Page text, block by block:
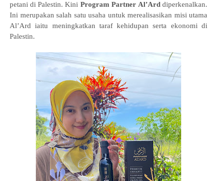
petani di Palestin. Kini Program Partner Al’Arddiperkenalkan.
Ini merupakan salah satu usaha untuk merealisasikan misi utama
Al’Ard iaitu meningkatkan taraf kehidupan serta ekonomi di
Palestin.